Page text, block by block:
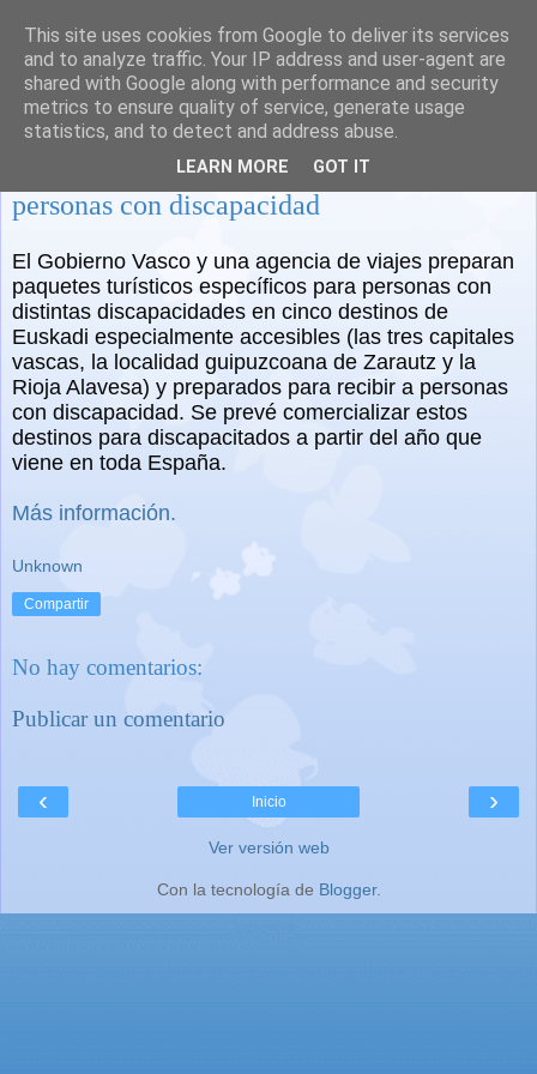
Euskadi prepara paquetes turísticos para
personas con discapacidad
El Gobierno Vasco y una agencia de viajes preparan
paquetes turísticos específicos para personas con
distintas discapacidades en cinco destinos de
Euskadi especialmente accesibles (las tres capitales
vascas, la localidad guipuzcoana de Zarautz y la
Rioja Alavesa) y preparados para recibir a personas
con discapacidad. Se prevé comercializar estos
destinos para discapacitados a partir del año que
viene en toda España.
Más información.
Unknown
Compartir
No hay comentarios:
Publicar un comentario
‹ ›
Inicio
Ver versión web
Con la tecnología de Blogger.
This site uses cookies from Google to deliver its services
and to analyze traffic. Your IP address and user-agent are
shared with Google along with performance and security
metrics to ensure quality of service, generate usage
statistics, and to detect and address abuse.
LEARN MORE GOT IT